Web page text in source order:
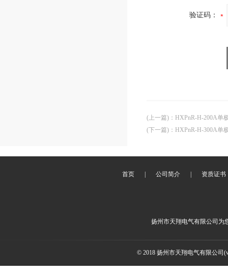
验证码：
(上一篇) ： HXPnR-H-200A单
(下一篇) ： HXPnR-H-300A单
首页 公司简介 资质证书
扬州市天翔电气有限公司为
© 2018 扬州市天翔电气有限公司